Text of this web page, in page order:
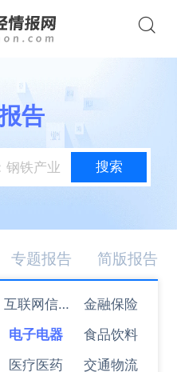
告
搜索
专题报告 简版报告
互联网信息
技术
金融保险
电子电器
食品饮料
医疗医药
交通物流